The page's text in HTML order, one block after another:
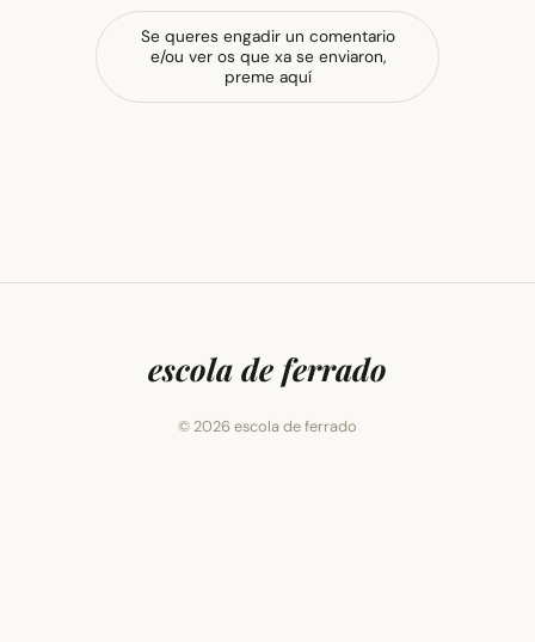
Se queres engadir un comentario
e/ou ver os que xa se enviaron,
preme aquí
escola de ferrado
© 2026 escola de ferrado